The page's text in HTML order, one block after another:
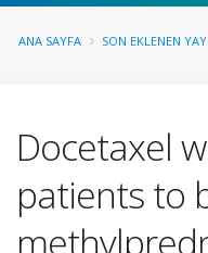
ANA SAYFA SON EKLENEN
Docetaxel
patients to